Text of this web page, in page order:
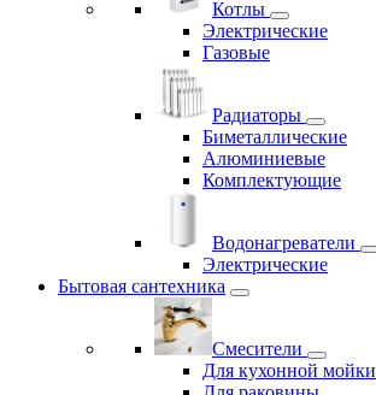
Котлы
Электрические
Газовые
Радиаторы
Биметаллические
Алюминиевые
Комплектующие
Водонагреватели
Электрические
Бытовая сантехника
Смесители
Для кухонной мойки